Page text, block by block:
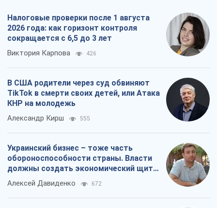
Налоговые проверки после 1 августа
2026 года: как горизонт контроля
сокращается с 6,5 до 3 лет
Виктория Карпова 426
В США родители через суд обвиняют
TikTok в смерти своих детей, или Атака
КНР на молодежь
Александр Кирш 555
Украинский бизнес – тоже часть
обороноспособности страны. Власти
должны создать экономический щит
для компаний
Алексей Давиденко 672